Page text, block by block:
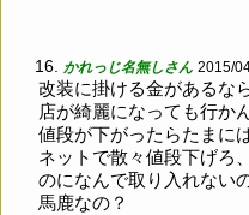
16. かれっじ名無しさん 2015/
改装に掛ける金があるな
店が綺麗になっても行か
値段が下がったらたまに
ネットで散々値段下げろ
のになんで取り入れない
馬鹿なの？